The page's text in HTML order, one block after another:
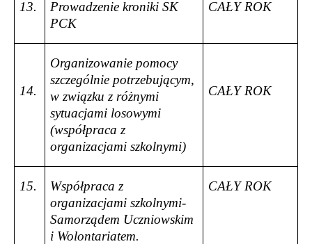
13.
Prowadzenie kroniki SK
PCK
CAŁY ROK
14.
Organizowanie pomocy
szczególnie potrzebującym,
w związku z różnymi
sytuacjami losowymi
(współpraca z
organizacjami szkolnymi)
CAŁY ROK
15.
Współpraca z
organizacjami szkolnymi-
Samorządem Uczniowskim
i Wolontariatem.
CAŁY ROK